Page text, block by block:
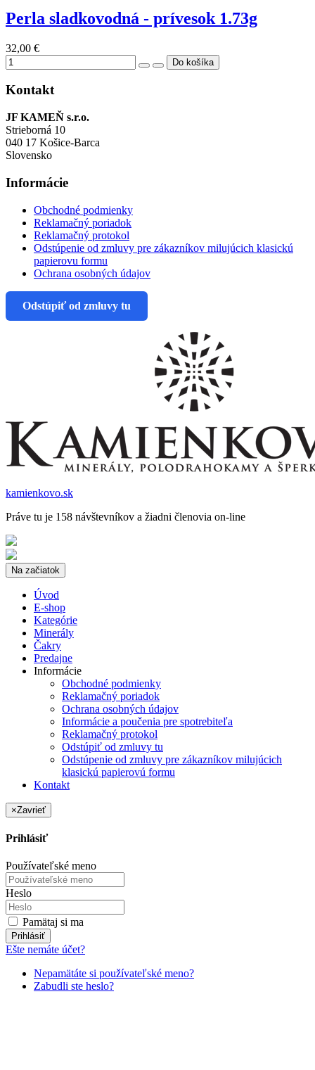
Perla sladkovodná - prívesok 1.73g
32,00 €
Kontakt
JF KAMEŇ s.r.o.
Strieborná 10
040 17 Košice-Barca
Slovensko
Informácie
Obchodné podmienky
Reklamačný poriadok
Reklamačný protokol
Odstúpenie od zmluvy pre zákazníkov milujúcich klasickú
papierovu formu
Ochrana osobných údajov
Odstúpiť od zmluvy tu
kamienkovo.sk
Práve tu je 158 návštevníkov a žiadni členovia on-line
Na začiatok
Úvod
E-shop
Kategórie
Minerály
Čakry
Predajne
Informácie
Obchodné podmienky
Reklamačný poriadok
Ochrana osobných údajov
Informácie a poučenia pre spotrebiteľa
Reklamačný protokol
Odstúpiť od zmluvy tu
Odstúpenie od zmluvy pre zákazníkov milujúcich
klasickú papierovú formu
Kontakt
×Zavrieť
Prihlásiť
Používateľské meno
Heslo
Pamätaj si ma
Prihlásiť
Ešte nemáte účet?
Nepamätáte si používateľské meno?
Zabudli ste heslo?